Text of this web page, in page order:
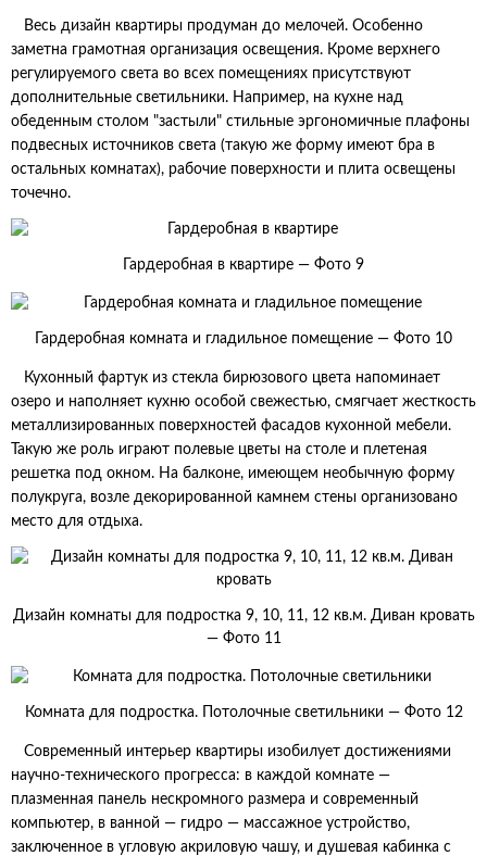
Весь дизайн квартиры продуман до мелочей. Особенно
заметна грамотная организация освещения. Кроме верхнего
регулируемого света во всех помещениях присутствуют
дополнительные светильники. Например, на кухне над
обеденным столом "застыли" стильные эргономичные плафоны
подвесных источников света (такую же форму имеют бра в
остальных комнатах), рабочие поверхности и плита освещены
точечно.
Гардеробная в квартире — Фото 9
Гардеробная комната и гладильное помещение — Фото 10
Кухонный фартук из стекла бирюзового цвета напоминает
озеро и наполняет кухню особой свежестью, смягчает жесткость
металлизированных поверхностей фасадов кухонной мебели.
Такую же роль играют полевые цветы на столе и плетеная
решетка под окном. На балконе, имеющем необычную форму
полукруга, возле декорированной камнем стены организовано
место для отдыха.
Дизайн комнаты для подростка 9, 10, 11, 12 кв.м. Диван кровать
— Фото 11
Комната для подростка. Потолочные светильники — Фото 12
Современный интерьер квартиры изобилует достижениями
научно-технического прогресса: в каждой комнате —
плазменная панель нескромного размера и современный
компьютер, в ванной — гидро — массажное устройство,
заключенное в угловую акриловую чашу, и душевая кабинка с